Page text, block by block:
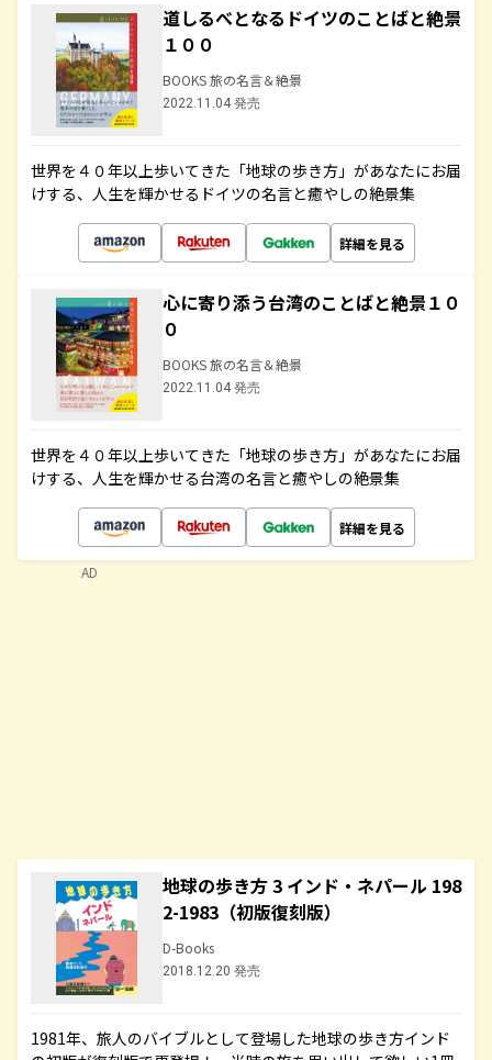
道しるべとなるドイツのことばと絶景
１００
BOOKS 旅の名言＆絶景
2022.11.04 発売
世界を４０年以上歩いてきた「地球の歩き方」があなたにお届
けする、人生を輝かせるドイツの名言と癒やしの絶景集
詳細を見る
心に寄り添う台湾のことばと絶景１０
０
BOOKS 旅の名言＆絶景
2022.11.04 発売
世界を４０年以上歩いてきた「地球の歩き方」があなたにお届
けする、人生を輝かせる台湾の名言と癒やしの絶景集
詳細を見る
地球の歩き方 3 インド・ネパール 198
2-1983（初版復刻版）
D-Books
2018.12.20 発売
1981年、旅人のバイブルとして登場した地球の歩き方インド
AD